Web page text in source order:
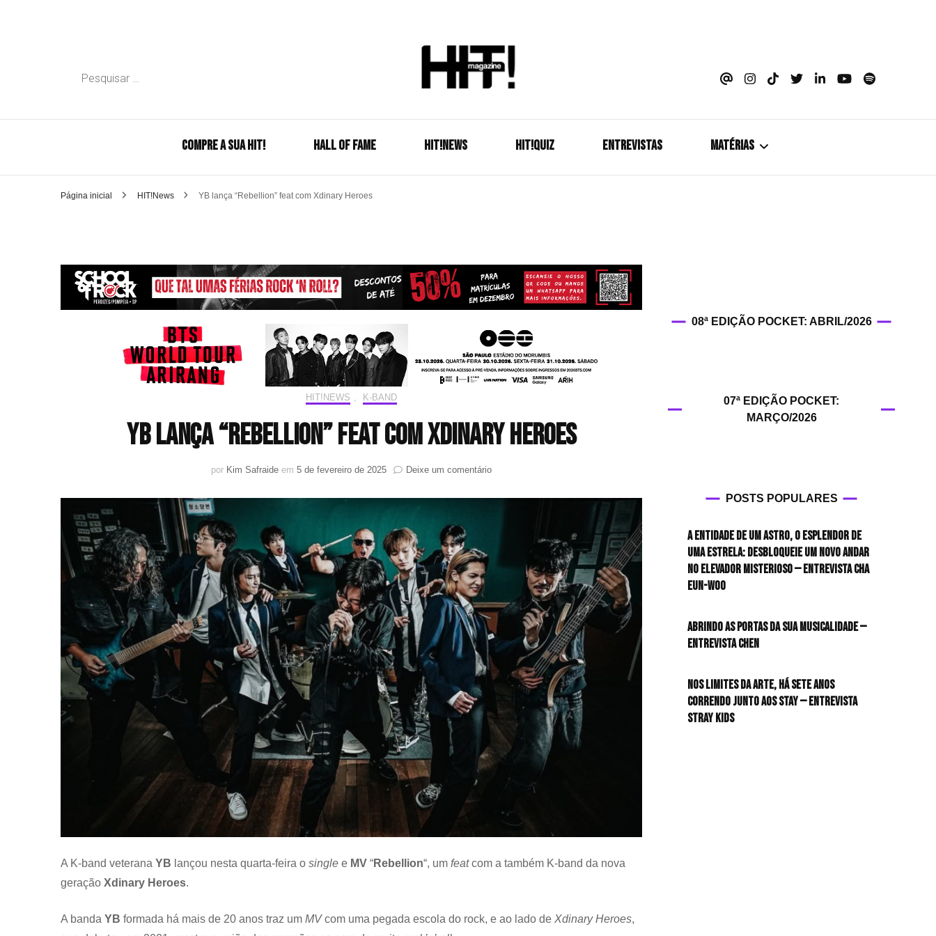
Pesquisar
HIT!Magazine
COMPRE A SUA HIT! HALL OF FAME HIT!NEWS HIT!Quiz ENTREVISTAS MATÉRIAS
HIT!Games
HIT!Diary
HIT!Lyrics
HIT!Queer
HIT!Radar
HIT!Review
Página inicial HIT!News YB lança “Rebellion” feat com Xdinary Heroes
HIT!NEWS K-BAND
YB lança “Rebellion” feat com Xdinary Heroes
por Kim Safraide em 5 de fevereiro de 2025 Deixe um comentárioem
lança
A K-band veterana YB lançou nesta quarta-feira o single e MV “Rebellion“, um featcom a também K-band da nova
geração Xdinary Heroes.
A banda YB formada há mais de 20 anos traz um MVcom uma pegada escola do rock, e ao lado de Xdinary Heroes,
08ª EDIÇÃO POCKET: ABRIL/2026
07ª EDIÇÃO POCKET:
MARÇO/2026
POSTS POPULARES
A entidade de um astro, o esplendor de
uma estrela: desbloqueie um novo andar
no elevador misterioso — Entrevista CHA
EUN-WOO
Abrindo as portas da sua musicalidade —
Entrevista CHEN
Nos limites da arte, há sete anos
correndo junto aos STAY — Entrevista
Stray Kids